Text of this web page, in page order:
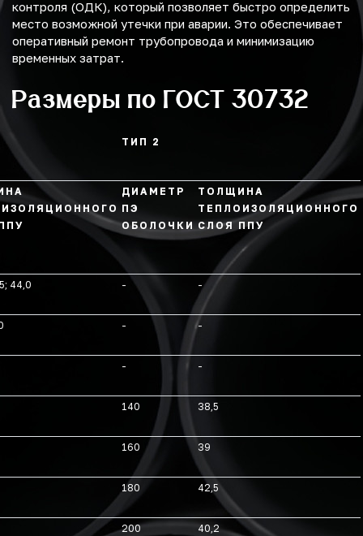
контроля (ОДК), который позволяет быстро определить
место возможной утечки при аварии. Это обеспечивает
оперативный ремонт трубопровода и минимизацию
временных затрат.
Размеры по ГОСТ 30732
ТИП 2
ДИАМЕТР
ПЭ
ОБОЛОЧКИ
ТОЛЩИНА
ТЕПЛОИЗОЛЯЦИОННОГО
СЛОЯ ППУ
44,0 - -
- -
- -
140 38,5
160 39
180 42,5
200 40,2